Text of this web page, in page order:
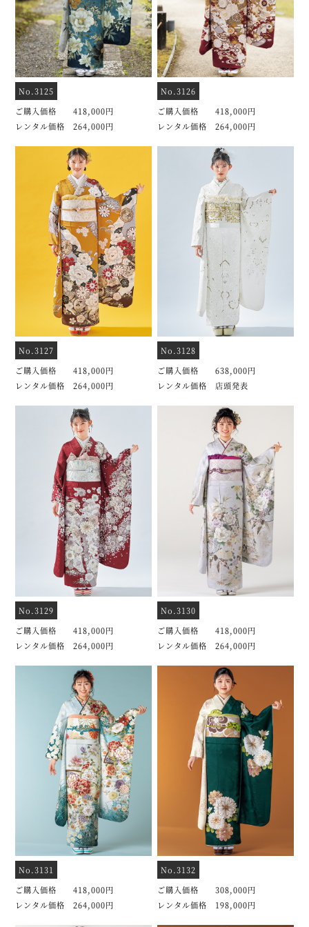
No.3125
ご購入価格 418,000円
レンタル価格 264,000円
No.3126
ご購入価格 418,000円
レンタル価格 264,000円
No.3127
ご購入価格 418,000円
レンタル価格 264,000円
No.3128
ご購入価格 638,000円
レンタル価格 店頭発表
No.3129
ご購入価格 418,000円
レンタル価格 264,000円
No.3130
ご購入価格 418,000円
レンタル価格 264,000円
No.3131
ご購入価格 418,000円
レンタル価格 264,000円
No.3132
ご購入価格 308,000円
レンタル価格 198,000円